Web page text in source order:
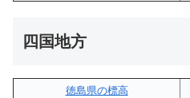
四国地方
徳島県の標高